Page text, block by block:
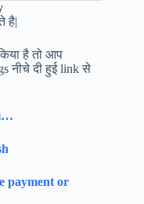
है|
है तो आप
नीचे दी हुई link से
payment or